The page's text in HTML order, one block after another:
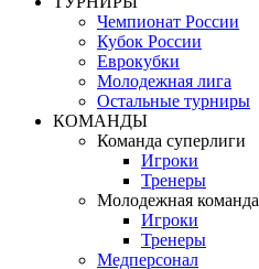
Чемпионат России
Кубок России
Еврокубки
Молодежная лига
Остальные турниры
КОМАНДЫ
Команда суперлиги
Игроки
Тренеры
Молодежная команда
Игроки
Тренеры
Медперсонал